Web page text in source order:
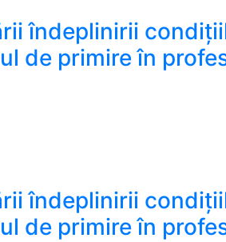
îndeplinirii
de primire în
îndeplinirii
primire în